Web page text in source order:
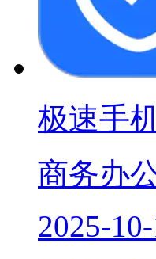
极速手
商务办
2025-